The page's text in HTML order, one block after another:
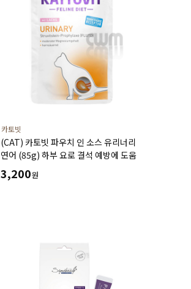
카토빗
(CAT) 카토빗 파우치 인 소스 유리너리
연어 (85g) 하부 요로 결석 예방에 도움
3,200원